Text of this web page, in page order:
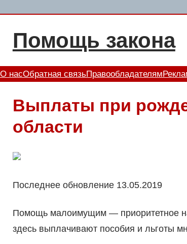
содержимому
Помощь закона
О насОбратная связьПравообладателям
Выплаты при
области
Последнее обновление 13.05.2019
Помощь малоимущим — приоритетное
здесь выплачивают пособия и льготы